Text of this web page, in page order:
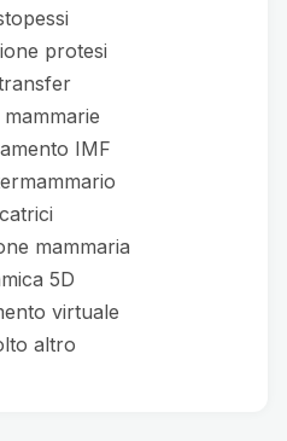
protesi
IMF
mammaria
5D
virtuale
altro